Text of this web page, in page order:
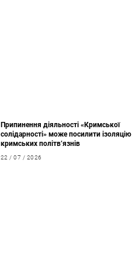
Припинення діяльності «Кримської
солідарності» може посилити ізоляцію
кримських політв’язнів
22 / 07 / 2026